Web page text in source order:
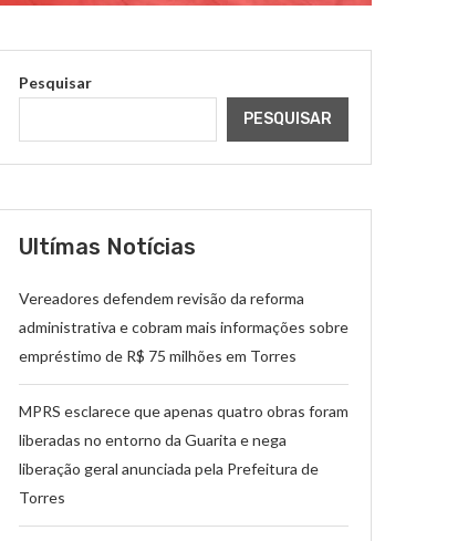
Pesquisar
PESQUISAR
Ultímas Notícias
Vereadores defendem revisão da reforma
administrativa e cobram mais informações sobre
empréstimo de R$ 75 milhões em Torres
MPRS esclarece que apenas quatro obras foram
liberadas no entorno da Guarita e nega
liberação geral anunciada pela Prefeitura de
Torres